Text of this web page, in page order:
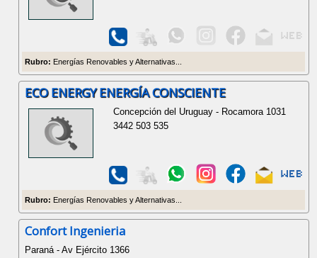
Rubro: Energías Renovables y Alternativas...
ECO ENERGY ENERGÍA CONSCIENTE
Concepción del Uruguay - Rocamora 1031
3442 503 535
Rubro: Energías Renovables y Alternativas...
Confort Ingenieria
Paraná - Av Ejército 1366